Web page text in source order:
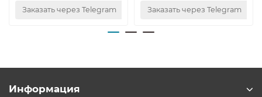
Заказать через Telegram Заказать через Telegram
Информация